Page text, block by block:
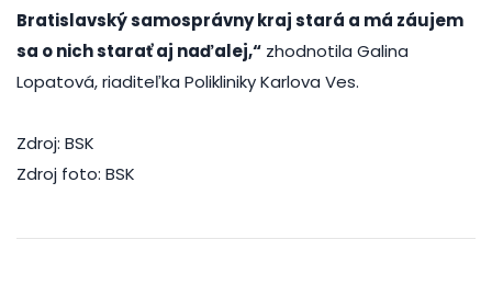
Bratislavský samosprávny kraj stará a má záujem
sa o nich starať aj naďalej,“ zhodnotila Galina
Lopatová, riaditeľka Polikliniky Karlova Ves.
Zdroj: BSK
Zdroj foto: BSK